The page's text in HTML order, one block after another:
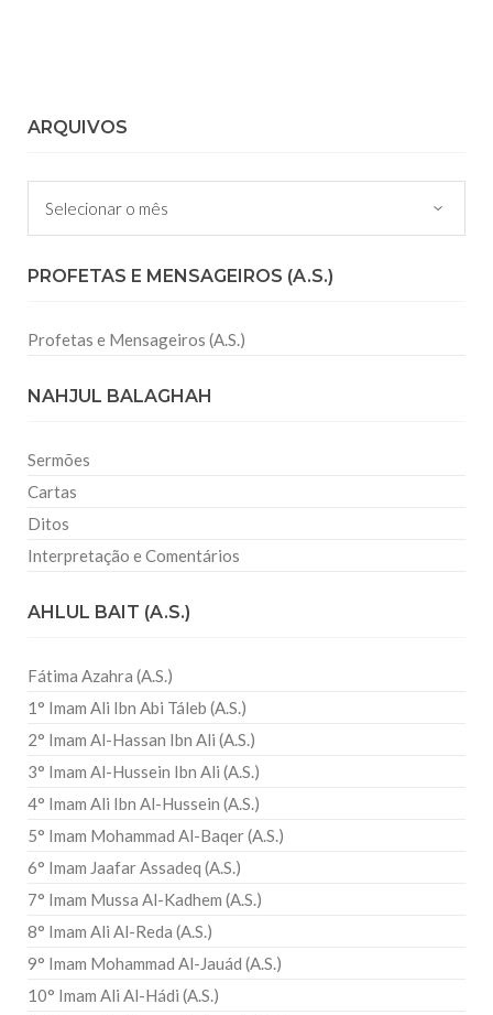
ARQUIVOS
Arquivos
PROFETAS E MENSAGEIROS (A.S.)
Profetas e Mensageiros (A.S.)
NAHJUL BALAGHAH
Sermões
Cartas
Ditos
Interpretação e Comentários
AHLUL BAIT (A.S.)
Fátima Azahra (A.S.)
1° Imam Ali Ibn Abi Táleb (A.S.)
2° Imam Al-Hassan Ibn Ali (A.S.)
3° Imam Al-Hussein Ibn Ali (A.S.)
4° Imam Ali Ibn Al-Hussein (A.S.)
5° Imam Mohammad Al-Baqer (A.S.)
6° Imam Jaafar Assadeq (A.S.)
7° Imam Mussa Al-Kadhem (A.S.)
8° Imam Ali Al-Reda (A.S.)
9° Imam Mohammad Al-Jauád (A.S.)
10° Imam Ali Al-Hádi (A.S.)